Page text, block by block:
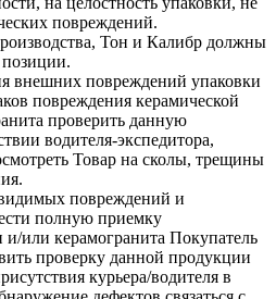
повреждений.
Тон и Калибр должны
внешних повреждений упаковки
повреждения керамической
проверить данную
водителя-экспедитора,
Товар на сколы, трещины
повреждений и
полную приемку
и/или керамогранита Покупатель
проверку данной продукции
курьера/водителя в